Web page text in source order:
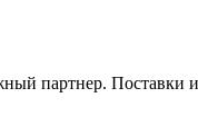
партнер. Поставки